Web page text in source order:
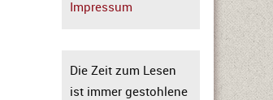
Impressum
Die Zeit zum Lesen
ist immer gestohlene